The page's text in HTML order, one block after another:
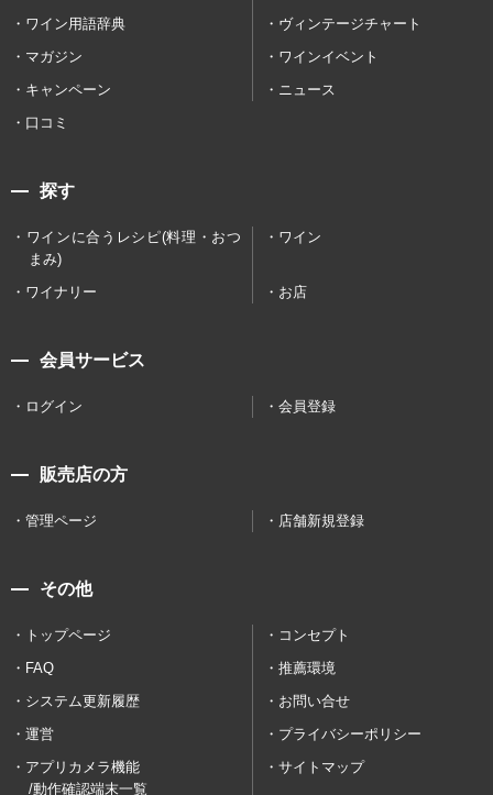
ワイン用語辞典
ヴィンテージチャート
マガジン
ワインイベント
キャンペーン
ニュース
口コミ
探す
ワインに合うレシピ(料理・おつ
まみ)
ワイン
ワイナリー お店
会員サービス
ログイン 会員登録
販売店の方
管理ページ 店舗新規登録
その他
トップページ
コンセプト
FAQ
推薦環境
システム更新履歴
お問い合せ
運営
プライバシーポリシー
アプリカメラ機能
/動作確認端末一覧
サイトマップ